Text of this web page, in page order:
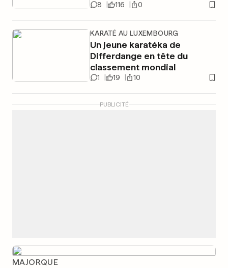
8 116 0
KARATÉ AU LUXEMBOURG
Un jeune karatéka de
Differdange en tête du
classement mondial
1 19 10
PUBLICITÉ
MAJORQUE